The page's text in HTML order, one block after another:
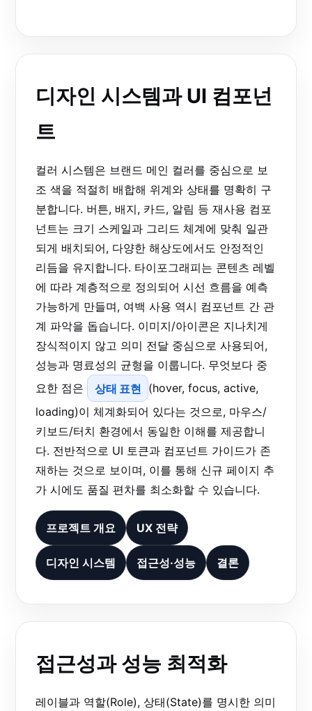
디자인 시스템과 UI 컴포넌
트
컬러 시스템은 브랜드 메인 컬러를 중심으로 보
조 색을 적절히 배합해 위계와 상태를 명확히 구
분합니다. 버튼, 배지, 카드, 알림 등 재사용 컴포
넌트는 크기 스케일과 그리드 체계에 맞춰 일관
되게 배치되어, 다양한 해상도에서도 안정적인
리듬을 유지합니다. 타이포그래피는 콘텐츠 레벨
에 따라 계층적으로 정의되어 시선 흐름을 예측
가능하게 만들며, 여백 사용 역시 컴포넌트 간 관
계 파악을 돕습니다. 이미지/아이콘은 지나치게
장식적이지 않고 의미 전달 중심으로 사용되어,
성능과 명료성의 균형을 이룹니다. 무엇보다 중
요한 점은
상태 표현 (hover, focus, active,
loading)이 체계화되어 있다는 것으로, 마우스/
키보드/터치 환경에서 동일한 이해를 제공합니
다. 전반적으로 UI 토큰과 컴포넌트 가이드가 존
재하는 것으로 보이며, 이를 통해 신규 페이지 추
가 시에도 품질 편차를 최소화할 수 있습니다.
프로젝트 개요 UX 전략
디자인 시스템 접근성·성능 결론
접근성과 성능 최적화
레이블과 역할(Role), 상태(State)를 명시한 의미